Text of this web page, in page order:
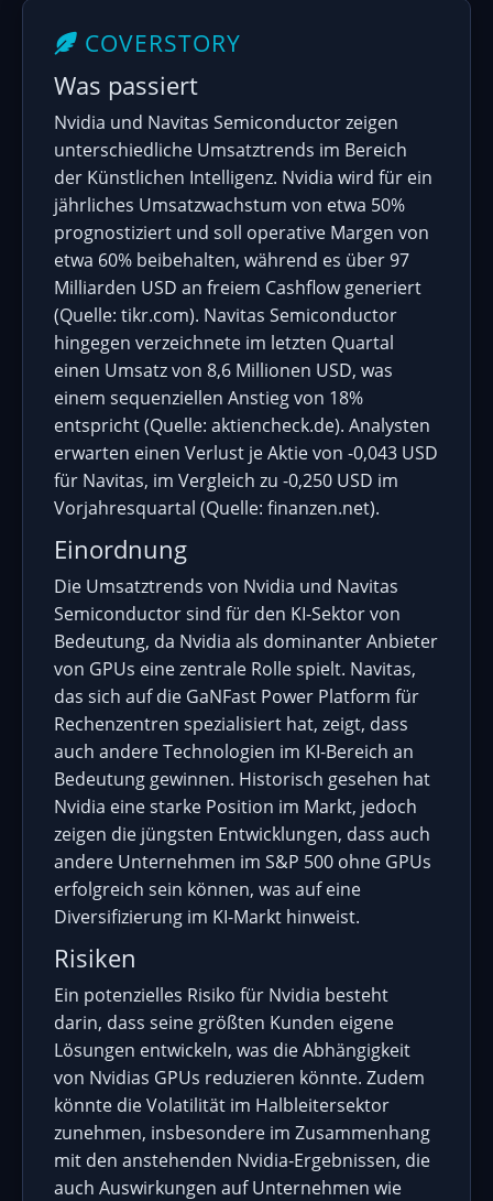
COVERSTORY
Was passiert
Nvidia und Navitas Semiconductor zeigen
unterschiedliche Umsatztrends im Bereich
der Künstlichen Intelligenz. Nvidia wird für ein
jährliches Umsatzwachstum von etwa 50%
prognostiziert und soll operative Margen von
etwa 60% beibehalten, während es über 97
Milliarden USD an freiem Cashflow generiert
(Quelle: tikr.com). Navitas Semiconductor
hingegen verzeichnete im letzten Quartal
einen Umsatz von 8,6 Millionen USD, was
einem sequenziellen Anstieg von 18%
entspricht (Quelle: aktiencheck.de). Analysten
erwarten einen Verlust je Aktie von -0,043 USD
für Navitas, im Vergleich zu -0,250 USD im
Vorjahresquartal (Quelle: finanzen.net).
Einordnung
Die Umsatztrends von Nvidia und Navitas
Semiconductor sind für den KI-Sektor von
Bedeutung, da Nvidia als dominanter Anbieter
von GPUs eine zentrale Rolle spielt. Navitas,
das sich auf die GaNFast Power Platform für
Rechenzentren spezialisiert hat, zeigt, dass
auch andere Technologien im KI-Bereich an
Bedeutung gewinnen. Historisch gesehen hat
Nvidia eine starke Position im Markt, jedoch
zeigen die jüngsten Entwicklungen, dass auch
andere Unternehmen im S&P 500 ohne GPUs
erfolgreich sein können, was auf eine
Diversifizierung im KI-Markt hinweist.
Risiken
Ein potenzielles Risiko für Nvidia besteht
darin, dass seine größten Kunden eigene
Lösungen entwickeln, was die Abhängigkeit
von Nvidias GPUs reduzieren könnte. Zudem
könnte die Volatilität im Halbleitersektor
zunehmen, insbesondere im Zusammenhang
mit den anstehenden Nvidia-Ergebnissen, die
auch Auswirkungen auf Unternehmen wie